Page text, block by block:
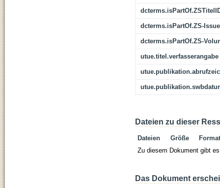
dcterms.isPartOf.ZS-Issue
dcterms.isPartOf.ZS-
utue.titel.verfasserangabe
Dateien zu dieser
Dateien Größe
Format
Zu diesem Dokument gibt
Das Dokument